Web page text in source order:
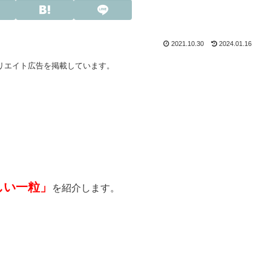
2021.10.30 2024.01.16
イト広告を掲載しています。
一粒」 を紹介します。